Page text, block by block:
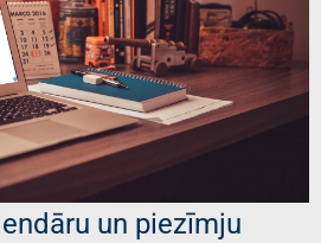
un piezīmju